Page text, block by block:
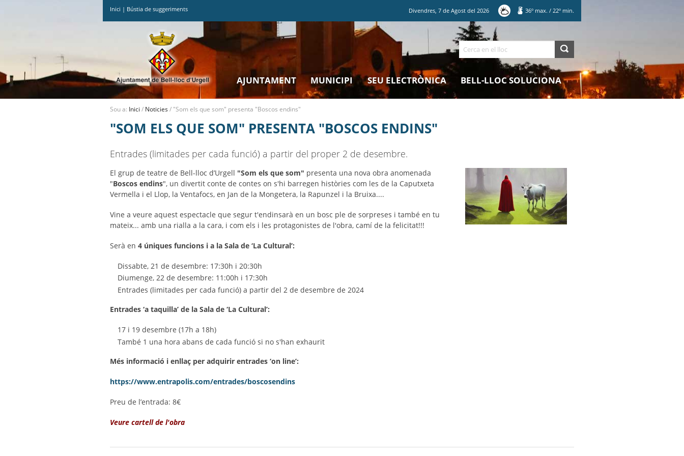
Inici | Bústia de suggeriments Divendres,7 deAgost del2026 36º max. / 22º min.
Cerca
AJUNTAMENT MUNICIPI SEU ELECTRÒNICA BELL-LLOC SOLUCIONA
Sou a: Inici / Noticies/ "Som els que som" presenta "Boscos endins"
"SOM ELS QUE SOM" PRESENTA "BOSCOS ENDINS"
Entrades (limitades per cada funció) a partir del proper 2 de desembre.
El grup de teatre de Bell-lloc d’Urgell "Som els que som" presenta una nova obra anomenada
"Boscos endins", un divertit conte de contes on s'hi barregen històries com les de la Caputxeta
Vermella i el Llop, la Ventafocs, en Jan de la Mongetera, la Rapunzel i la Bruixa....
Vine a veure aquest espectacle que segur t'endinsarà en un bosc ple de sorpreses i també en tu
mateix... amb una rialla a la cara, i com els i les protagonistes de l'obra, camí de la felicitat!!!
Serà en4 úniques funcions i a la Sala de ‘La Cultural’:
Dissabte, 21 de desembre: 17:30h i 20:30h
Diumenge, 22 de desembre: 11:00h i 17:30h
Entrades (limitades per cada funció) a partir del 2 de desembre de 2024
Entrades ‘a taquilla’ de la Sala de ‘La Cultural’:
17 i 19 desembre (17h a 18h)
També 1 una hora abans de cada funció si no s'han exhaurit
Més informació i enllaç per adquirir entrades ‘on line’:
https://www.entrapolis.com/entrades/boscosendins
Preu de l’entrada: 8€
Veure cartell de l'obra